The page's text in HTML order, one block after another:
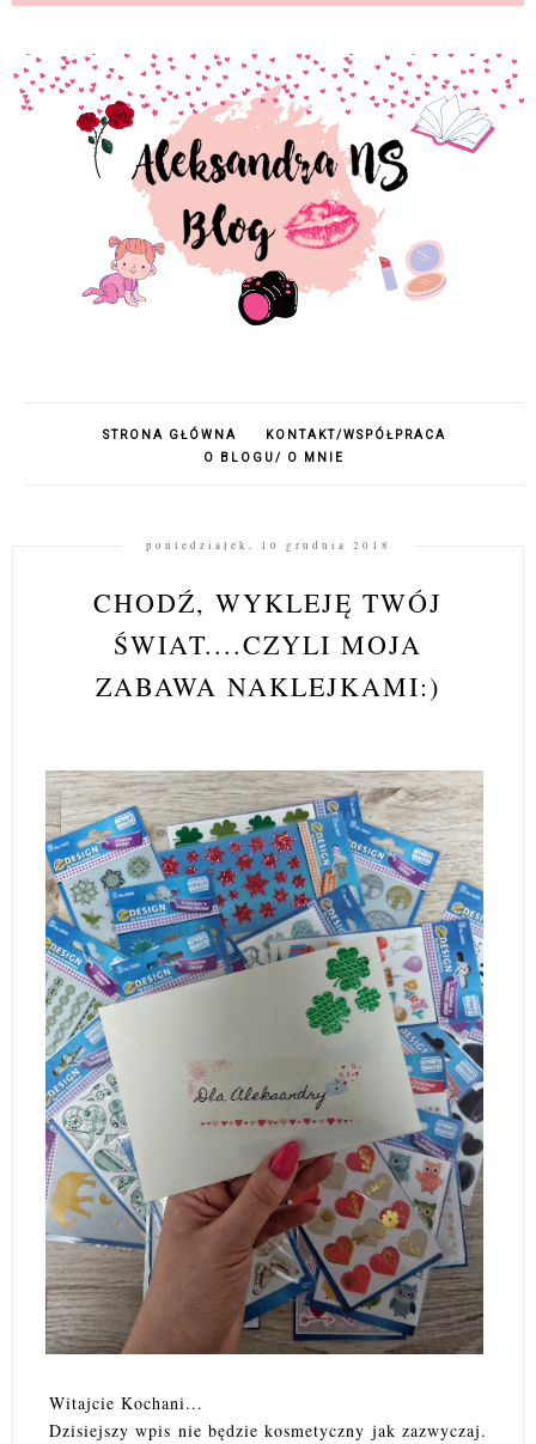
STRONA GŁÓWNA
KONTAKT/WSPÓŁPRACA
O BLOGU/ O MNIE
poniedziałek, 10 grudnia 2018
CHODŹ, WYKLEJĘ TWÓJ
ŚWIAT....CZYLI MOJA
ZABAWA NAKLEJKAMI:)
Witajcie Kochani...
Dzisiejszy wpis nie będzie kosmetyczny jak zazwyczaj.